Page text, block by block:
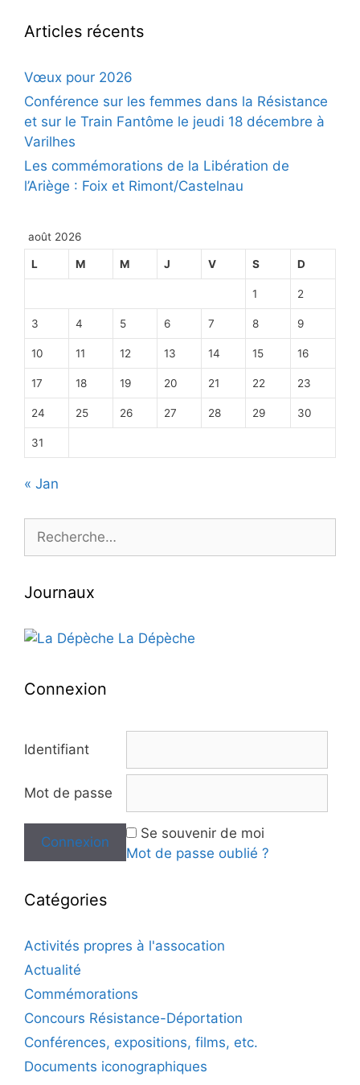
Articles récents
Vœux pour 2026
Conférence sur les femmes dans la Résistance
et sur le Train Fantôme le jeudi 18 décembre à
Varilhes
Les commémorations de la Libération de
l’Ariège : Foix et Rimont/Castelnau
août 2026
L M M J V S D
1 2
3 4 5 6 7 8 9
10 11 12 13 14 15 16
17 18 19 20 21 22 23
24 25 26 27 28 29 30
31
« Jan
Rechercher :
Journaux
La Dépèche
Connexion
Identifiant
Mot de passe
Se souvenir de moi
Mot de passe oublié ?
Catégories
Activités propres à l'assocation
Actualité
Commémorations
Concours Résistance-Déportation
Conférences, expositions, films, etc.
Documents iconographiques